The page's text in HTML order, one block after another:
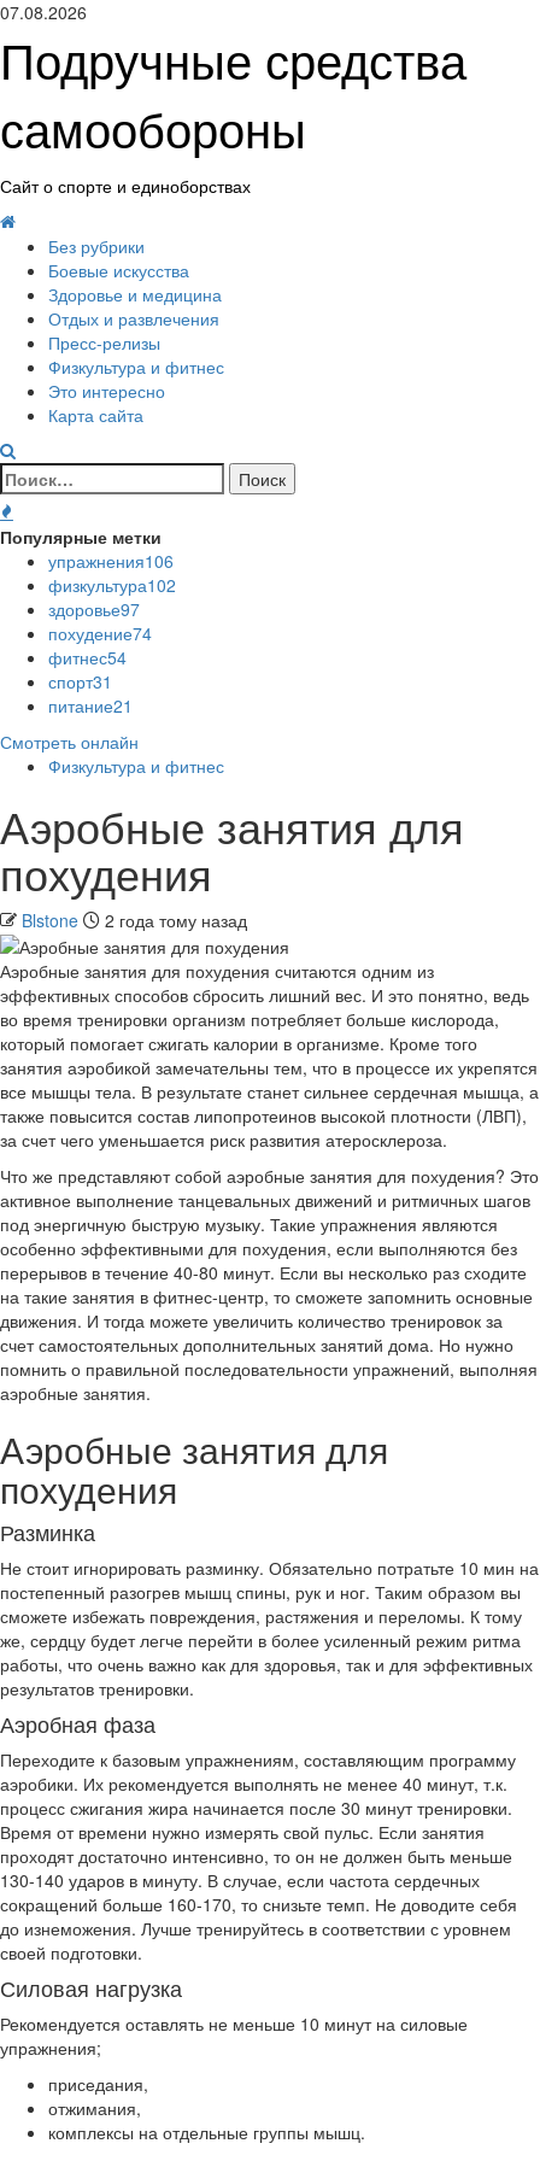
Перейти
содержимому
07.08.2026
Подручные средства
самообороны
Сайт о спорте и единоборствах
Основное
менюБез рубрики
Боевые искусства
Здоровье и медицина
Отдых и развлечения
Пресс-релизы
Физкультура и фитнес
Это интересно
Карта сайта
Найти:
Популярные метки
упражнения106
физкультура102
здоровье97
похудение74
фитнес54
спорт31
питание21
Смотреть онлайн
Физкультура и фитнес
Аэробные занятия для
похудения
Blstone 2 года тому назад
Аэробные занятия для похудения считаются одним из
эффективных способов сбросить лишний вес. И это понятно, ведь
во время тренировки организм потребляет больше кислорода,
который помогает сжигать калории в организме. Кроме того
занятия аэробикой замечательны тем, что в процессе их укрепятся
все мышцы тела. В результате станет сильнее сердечная мышца, а
также повысится состав липопротеинов высокой плотности (ЛВП),
за счет чего уменьшается риск развития атеросклероза.
Что же представляют собой аэробные занятия для похудения? Это
активное выполнение танцевальных движений и ритмичных шагов
под энергичную быструю музыку. Такие упражнения являются
особенно эффективными для похудения, если выполняются без
перерывов в течение 40-80 минут. Если вы несколько раз сходите
на такие занятия в фитнес-центр, то сможете запомнить основные
движения. И тогда можете увеличить количество тренировок за
счет самостоятельных дополнительных занятий дома. Но нужно
помнить о правильной последовательности упражнений, выполняя
аэробные занятия.
Аэробные занятия для
похудения
Разминка
Не стоит игнорировать разминку. Обязательно потратьте 10 мин на
постепенный разогрев мышц спины, рук и ног. Таким образом вы
сможете избежать повреждения, растяжения и переломы. К тому
же, сердцу будет легче перейти в более усиленный режим ритма
работы, что очень важно как для здоровья, так и для эффективных
результатов тренировки.
Аэробная фаза
Переходите к базовым упражнениям, составляющим программу
аэробики. Их рекомендуется выполнять не менее 40 минут, т.к.
процесс сжигания жира начинается после 30 минут тренировки.
Время от времени нужно измерять свой пульс. Если занятия
проходят достаточно интенсивно, то он не должен быть меньше
130-140 ударов в минуту. В случае, если частота сердечных
сокращений больше 160-170, то снизьте темп. Не доводите себя
до изнеможения. Лучше тренируйтесь в соответствии с уровнем
своей подготовки.
Силовая нагрузка
Рекомендуется оставлять не меньше 10 минут на силовые
упражнения;
приседания,
отжимания,
комплексы на отдельные группы мышц.